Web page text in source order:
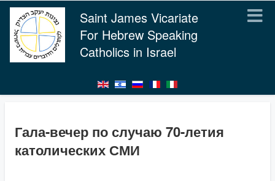
Saint James Vicariate
For Hebrew Speaking
Catholics in Israel
Гала-вечер по случаю 70-летия
католических СМИ